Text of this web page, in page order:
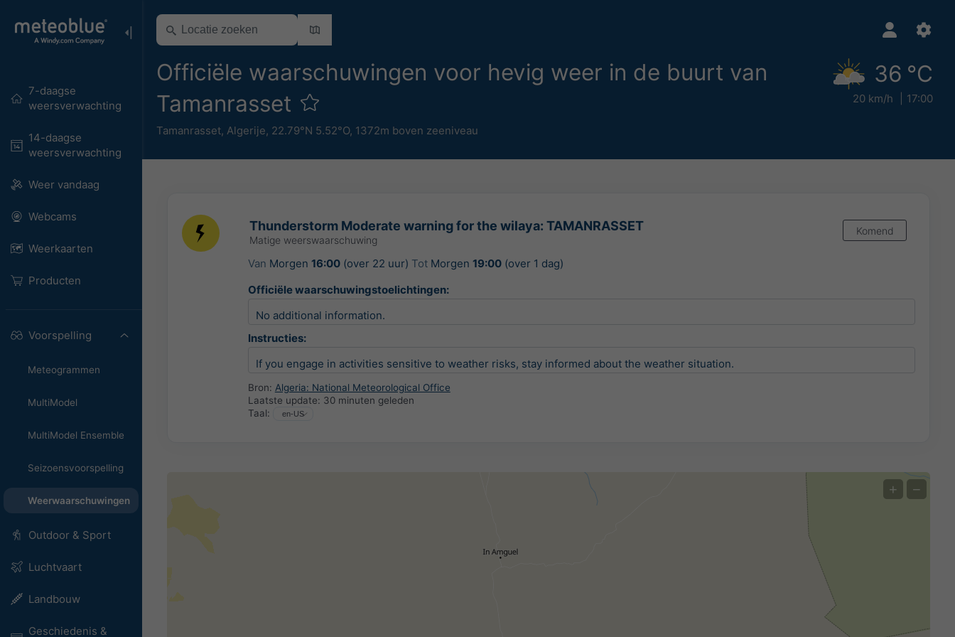
7-daagse
weersverwachting
14-daagse
weersverwachting
Weer vandaag
Webcams
Weerkaarten
Producten
Voorspelling
Meteogrammen
MultiModel
MultiModel Ensemble
Seizoensvoorspelling
Weerwaarschuwingen
Outdoor & Sport
Luchtvaart
Landbouw
Geschiedenis &
Officiële waarschuwingen voor hevig weer in de buurt van
Tamanrasset
Tamanrasset, Algerije, 22.79°N 5.52°O, 1372m boven zeeniveau
36 °C
20 km/h 17:00
Thunderstorm Moderate warning for the wilaya: TAMANRASSET
Matige weerswaarschuwing
Komend
Van Morgen 16:00(over 22 uur) TotMorgen 19:00(over 1 dag)
Officiële waarschuwingstoelichtingen:
No additional information.
Instructies:
If you engage in activities sensitive to weather risks, stay informed about the weather situation.
Bron: Algeria: National Meteorological Office
Laatste update: 30 minuten geleden
Taal:
+ −